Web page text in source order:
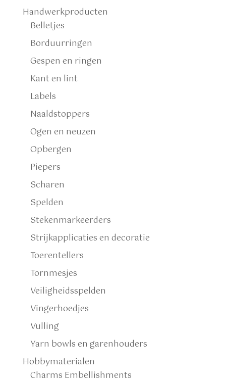
Handwerkproducten
Belletjes
Borduurringen
Gespen en ringen
Kant en lint
Labels
Naaldstoppers
Ogen en neuzen
Opbergen
Piepers
Scharen
Spelden
Stekenmarkeerders
Strijkapplicaties en decoratie
Toerentellers
Tornmesjes
Veiligheidsspelden
Vingerhoedjes
Vulling
Yarn bowls en garenhouders
Hobbymaterialen
Charms Embellishments